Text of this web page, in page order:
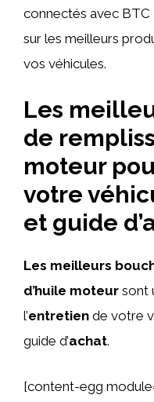
connectés avec
sur les meilleurs
vos véhicules.
Les
de
moteur
votre
et guide
Les meilleurs
d’huile moteur sont
l’entretien de votre
guide d’achat.
[content-egg